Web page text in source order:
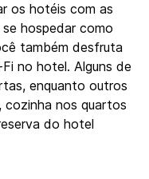
os hotéis com as
hospedar como
também desfruta
no hotel. Alguns de
enquanto outros
nos quartos
do hotel